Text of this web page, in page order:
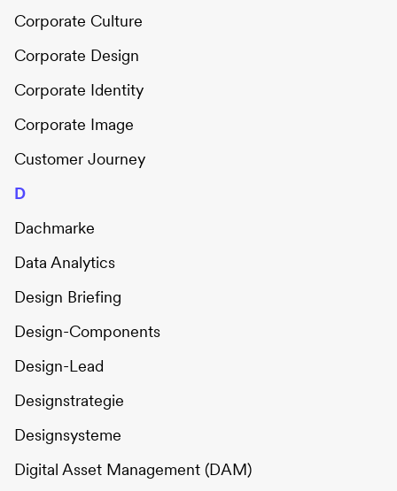
Corporate Culture
Corporate Design
Corporate Identity
Corporate Image
Customer Journey
D
Dachmarke
Data Analytics
Design Briefing
Design-Components
Design-Lead
Designstrategie
Designsysteme
Digital Asset Management (DAM)